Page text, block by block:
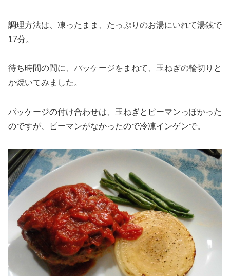
調理方法は、凍ったまま、たっぷりのお湯にいれて湯銭で
17分。
待ち時間の間に、パッケージをまねて、玉ねぎの輪切りと
か焼いてみました。
パッケージの付け合わせは、玉ねぎとピーマンっぽかった
のですが、ピーマンがなかったので冷凍インゲンで。